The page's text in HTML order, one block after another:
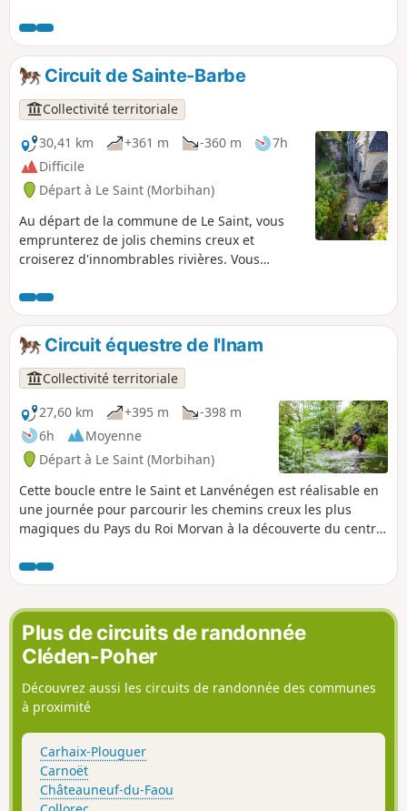
Méen, Chapelle Saint-Trémeur, Fontaine Saint-Samuel ) en
parcourant les magnifiques chemins creux autrefois
empruntés par les charrettes.
Circuit de Sainte-Barbe
Collectivité territoriale
30,41 km
+361 m -360 m
7h
Difficile
Départ à Le Saint (Morbihan)
Au départ de la commune de Le Saint, vous
emprunterez de jolis chemins creux et
croiserez d'innombrables rivières. Vous
l'Ellé et déboucherez sur la surprenante
Chapelle Sainte-Barbe, lieu idéal pour une
halte pique-nique (tables et taverne sur
place). Au retour, vous visiterez le centre
bourg du Faouët, puis cheminerez facilement
sur des chemins agricoles. La commune du
Faouët fait partie des incontournables du Pays
du Roi Morvan. Son histoire laisse en héritage
un riche patrimoine religieux et une
imposante halle du XVIe siècle en plein centre
bourg, bordée par de nombreux bars et
commerces.
Circuit équestre de l'Inam
Collectivité territoriale
27,60 km
+395 m
-398 m
6h
Moyenne
Départ à Le Saint (Morbihan)
Cette boucle entre le Saint et Lanvénégen est réalisable en
une journée pour parcourir les chemins creux les plus
magiques du Pays du Roi Morvan à la découverte du centre
Plus de circuits de randonnée
Cléden-Poher
Découvrez aussi les circuits de randonnée des communes
à proximité
Carhaix-Plouguer
Carnoët
Châteauneuf-du-Faou